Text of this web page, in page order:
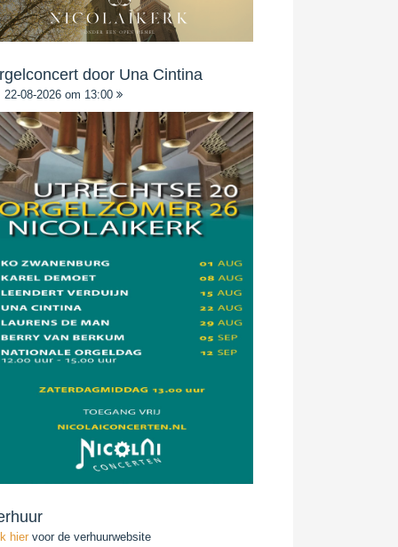
door Una Cintina
22-08-2026 om 13:00
hiervoor de verhuurwebsite